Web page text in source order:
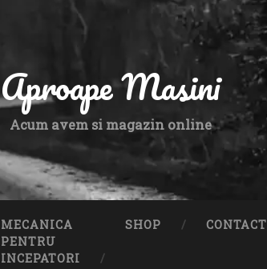
Aproape Masini
Acum avem si magazin online
MECANICA
PENTRU
INCEPATORI
SHOP CONTACT